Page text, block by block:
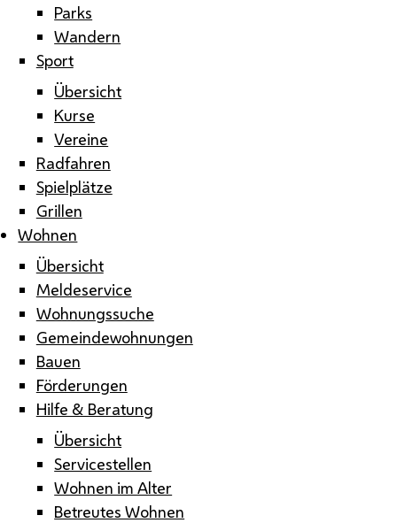
Parks
Wandern
Sport
Übersicht
Kurse
Vereine
Radfahren
Spielplätze
Grillen
Wohnen
Übersicht
Meldeservice
Wohnungssuche
Gemeindewohnungen
Bauen
Förderungen
Hilfe & Beratung
Übersicht
Servicestellen
Wohnen im Alter
Betreutes Wohnen